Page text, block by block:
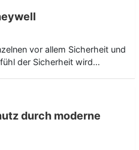
vor allem Sicherheit und
der Sicherheit wird…
durch moderne